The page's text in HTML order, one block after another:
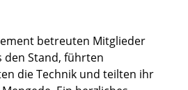
betreuten Mitglieder
den Stand, führten
die Technik und teilten ihr